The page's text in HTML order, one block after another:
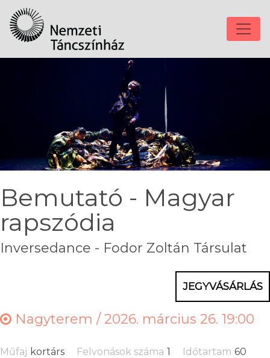
Bemutató - Magyar
rapszódia
Inversedance - Fodor Zoltán Társulat
JEGYVÁSÁRLÁS
Nagyterem /2026. március 26. 19:00
Műfaj kortárs Felvonások száma 1 Időtartam 60